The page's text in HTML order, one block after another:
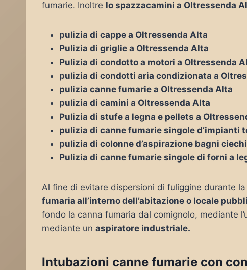
fumarie. Inoltre lo spazzacamini a Oltressenda
pulizia di cappe a Oltressenda Alta
Pulizia di griglie a Oltressenda Alta
Pulizia di condotto a motori a Oltressenda
pulizia di condotti aria condizionata a
pulizia canne fumarie a Oltressenda Alta
pulizia di camini a Oltressenda Alta
Pulizia di stufe a legna e pellets a
pulizia di canne fumarie singole
pulizia di colonne d’aspirazione bagni
Pulizia di canne fumarie singole di forni a
Al fine di evitare dispersioni di fuliggine durante la
fumaria all’interno dell’abitazione o locale
fondo la canna fumaria dal comignolo, mediante
mediante un aspiratore industriale.
Intubazioni canne fumarie con